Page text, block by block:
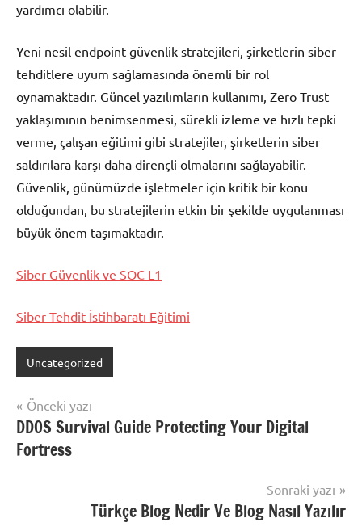
yardımcı olabilir.
Yeni nesil endpoint güvenlik stratejileri, şirketlerin siber
tehditlere uyum sağlamasında önemli bir rol
oynamaktadır. Güncel yazılımların kullanımı, Zero Trust
yaklaşımının benimsenmesi, sürekli izleme ve hızlı tepki
verme, çalışan eğitimi gibi stratejiler, şirketlerin siber
saldırılara karşı daha dirençli olmalarını sağlayabilir.
Güvenlik, günümüzde işletmeler için kritik bir konu
olduğundan, bu stratejilerin etkin bir şekilde uygulanması
büyük önem taşımaktadır.
Siber Güvenlik ve SOC L1
Siber Tehdit İstihbaratı Eğitimi
Uncategorized
Yazı
gezinmesi
Önceki yazı
DDOS Survival Guide Protecting Your Digital
Fortress
Sonraki yazı
Türkçe Blog Nedir Ve Blog Nasıl Yazılır